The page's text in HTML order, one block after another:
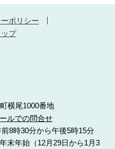
ポリシー
プ
横尾1000番地
ルでの問合せ
8時30分から午後5時15分
末年始（12月29日から1月3